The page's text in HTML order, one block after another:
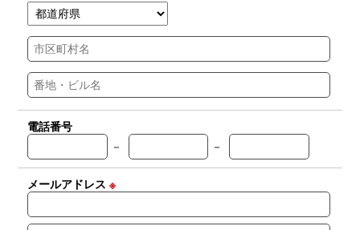
電話番号
－
－
メールアドレス※